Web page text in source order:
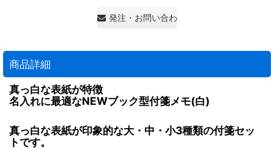
発注・お問い合わせ・見積もり依頼
商品詳細
真っ白な表紙が特徴
名入れに最適なNEWブック型付箋メモ(白)
真っ白な表紙が印象的な大・中・小3種類の付箋セッ
トです。